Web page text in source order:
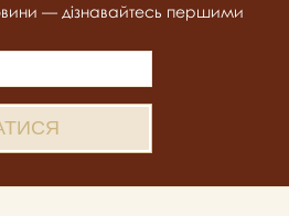
— дізнавайтесь першими